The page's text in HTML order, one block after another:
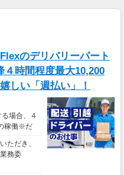
！
のデリバリーパート
時間程度最大10,200
しい「週払い」！
場合、４
稼働※だ
獲得可
報酬をお
れしい週
ただき、
務委